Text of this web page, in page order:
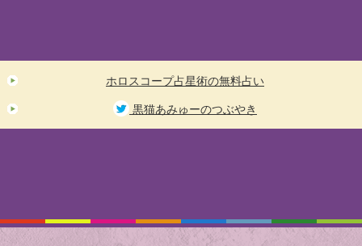
ホロスコープ占星術の無料占い
黒猫あみゅーのつぶやき